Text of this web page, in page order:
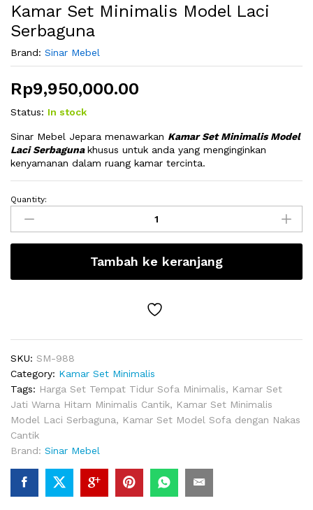
Kamar Set Minimalis Model Laci
Serbaguna
Brand: Sinar Mebel
Rp9,950,000.00
Status: In stock
Sinar Mebel Jepara menawarkan Kamar Set Minimalis Model
Laci Serbagunakhusus untuk anda yang menginginkan
kenyamanan dalam ruang kamar tercinta.
Kamar
Set
Minimalis
Model
Serbaguna
Quantity:
Tambah ke keranjang
SKU: SM-988
Category: Kamar Set Minimalis
Tags: Harga Set Tempat Tidur Sofa Minimalis, Kamar Set
Jati Warna Hitam Minimalis Cantik, Kamar Set Minimalis
Model Laci Serbaguna, Kamar Set Model Sofa dengan Nakas
Cantik
Brand: Sinar Mebel